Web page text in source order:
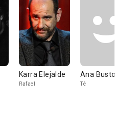
Karra Elejalde
Rafael
Ana
Tê